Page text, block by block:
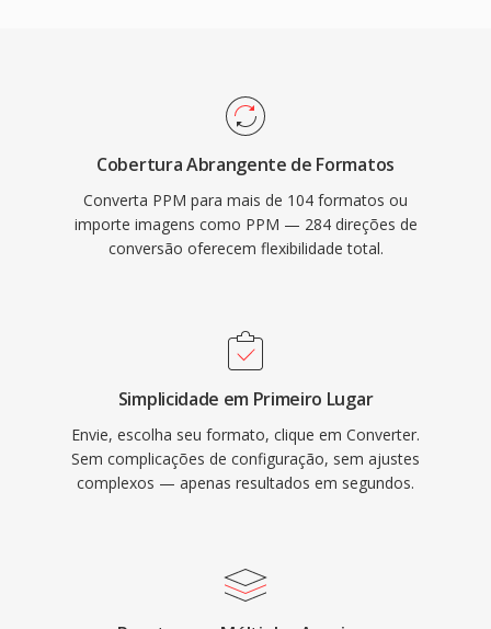
Cobertura Abrangente de Formatos
Converta PPM para mais de 104 formatos ou
importe imagens como PPM — 284 direções de
conversão oferecem flexibilidade total.
Simplicidade em Primeiro Lugar
Envie, escolha seu formato, clique em Converter.
Sem complicações de configuração, sem ajustes
complexos — apenas resultados em segundos.